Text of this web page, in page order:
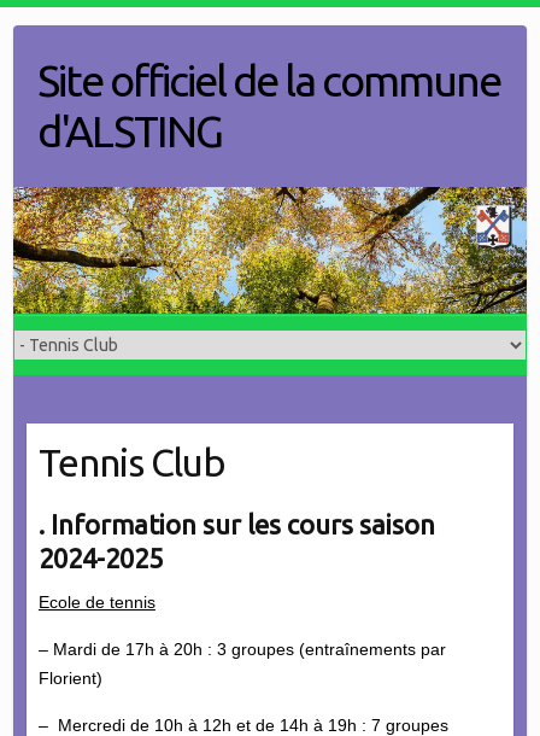
contentSite officiel de la commune
d'ALSTING
Tennis Club
. Information sur les cours saison
2024-2025
Ecole de tennis
– Mardi de 17h à 20h : 3 groupes (entraînements par
Florient)
– Mercredi de 10h à 12h et de 14h à 19h : 7 groupes